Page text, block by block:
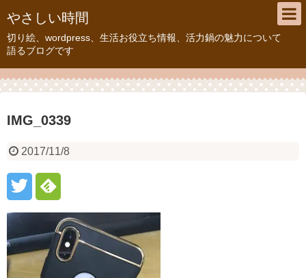
やさしい時間
切り絵、wordpress、生活お役立ち情報、活力鍋の魅力について
語るブログです
IMG_0339
2017/11/8